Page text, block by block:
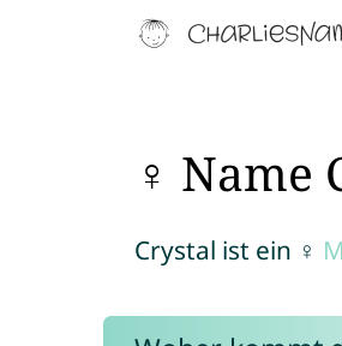
♀ Name
Crystal ist ein ♀